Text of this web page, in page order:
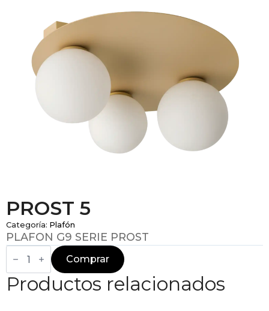
PROST 5
Categoría: Plafón
PLAFON G9 SERIE PROST
PROST
Comprar
Productos relacionados